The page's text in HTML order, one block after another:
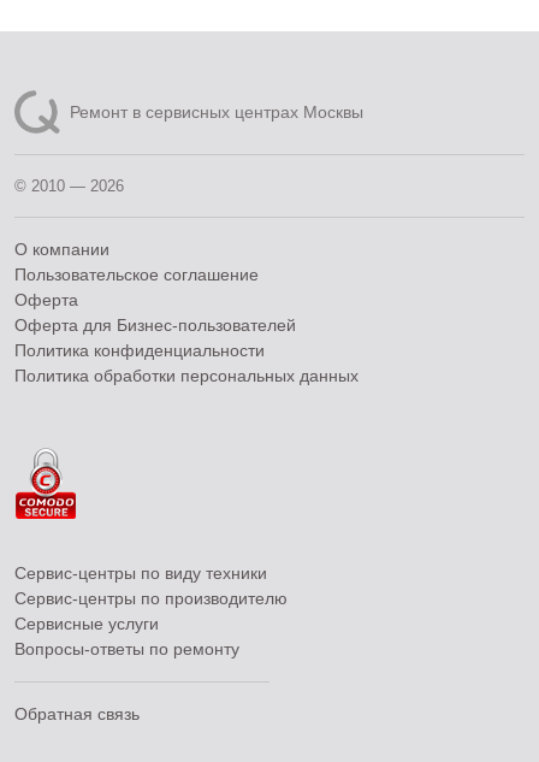
Ремонт в сервисных центрах Москвы
© 2010 — 2026
О компании
Пользовательское соглашение
Оферта
Оферта для Бизнес-пользователей
Политика конфиденциальности
Политика обработки персональных данных
Сервис-центры по виду техники
Сервис-центры по производителю
Сервисные услуги
Вопросы-ответы по ремонту
Обратная связь